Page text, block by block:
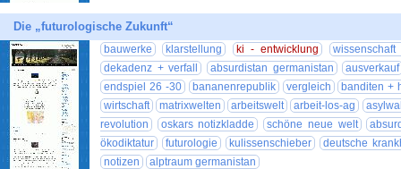
Die „futurologische Zukunft“
bauwerke klarstellung ki - entwicklung
dekadenz + verfall
absurdistan germanistan
ausverkauf
endspiel 26 -30
bananenrepublik vergleich
banditen +
wirtschaft
matrixwelten arbeitswelt arbeit-los-ag
revolution
oskars notizkladde schöne neue welt
ökodiktatur
futurologie kulissenschieber
deutsche
notizen
alptraum germanistan